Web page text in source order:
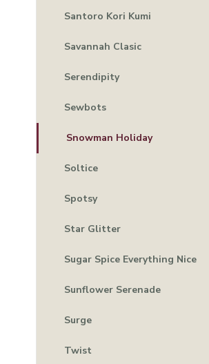
Santoro Kori Kumi
Savannah Clasic
Serendipity
Sewbots
Snowman Holiday
Soltice
Spotsy
Star Glitter
Sugar Spice Everything Nice
Sunflower Serenade
Surge
Twist